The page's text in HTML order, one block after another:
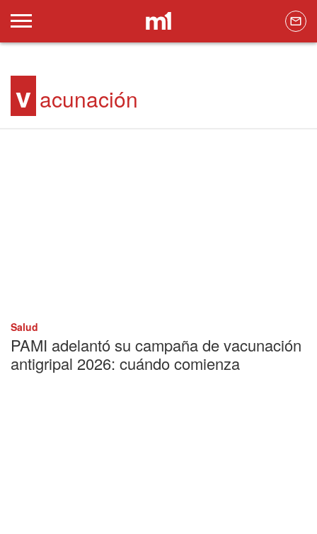
v acunación
Salud
PAMI adelantó su campaña de vacunación
antigripal 2026: cuándo comienza